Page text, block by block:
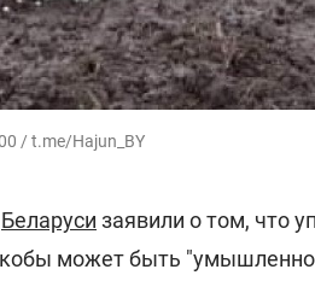
/ t.me/Hajun_BY
Беларуси заявили о том, что
может быть